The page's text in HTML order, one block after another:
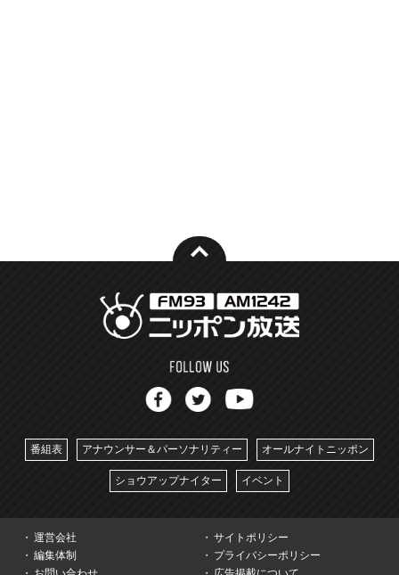
番組表 アナウンサー＆パーソナリティー オールナイトニッポン
ショウアップナイター イベント
運営会社
サイトポリシー
編集体制
プライバシーポリシー